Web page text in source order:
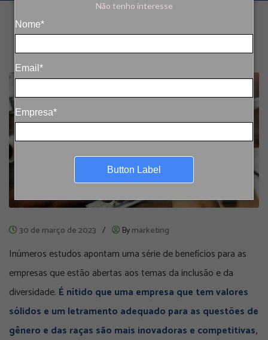
Não tenho interesse
Nome*
Email*
Empresa*
Button Label
30 de março de 2023 / Bymarketing
Inúmeros estudos apontam uma série de benefícios para as
empresas que estão abertas aos temas da inclusão e da
diversidade. É nítido que uma empresa que tem valores
sólidos e um letramento adequado para as questões de
gênero e das raças são mais inovadoras e competitivas,